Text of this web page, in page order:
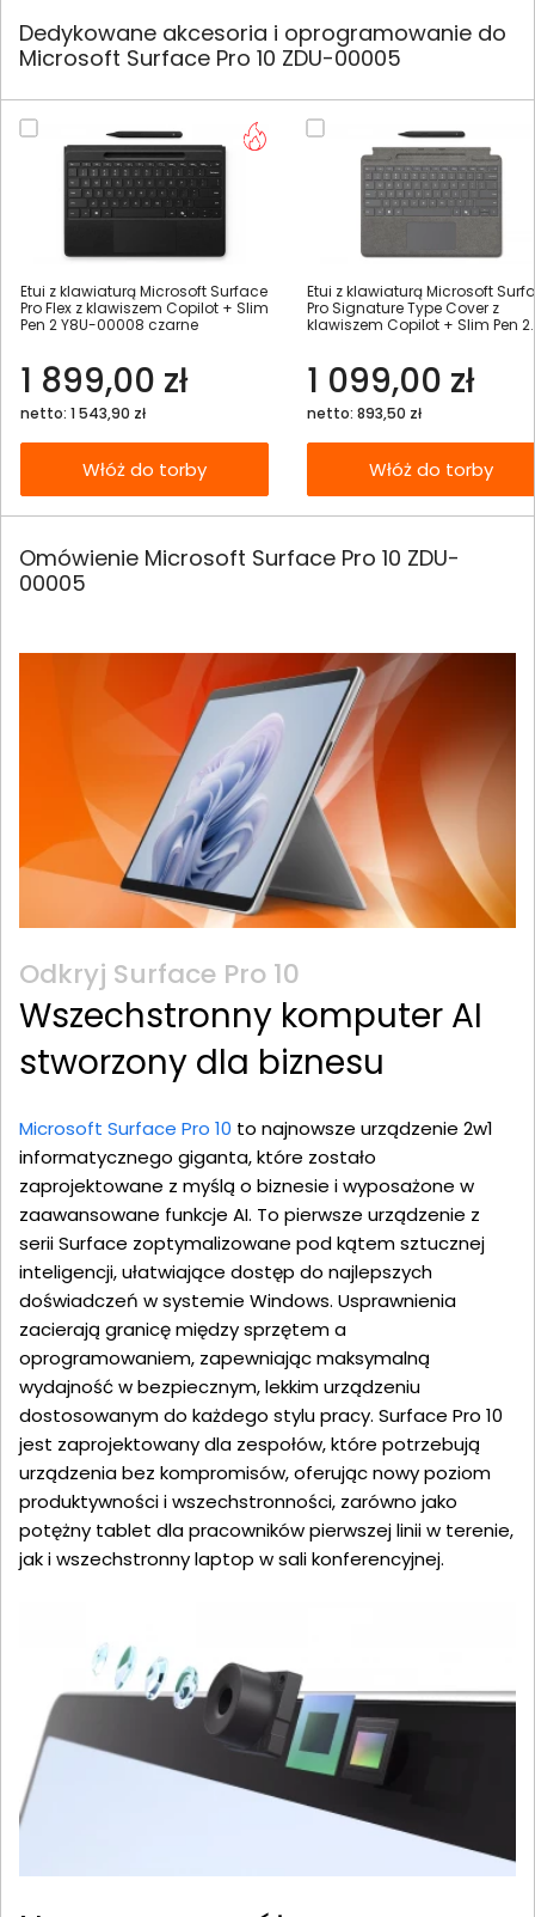
Dedykowane akcesoria i oprogramowanie do
Microsoft Surface Pro 10 ZDU-00005
Etui z klawiaturą Microsoft Surface
Pro Flex z klawiszem Copilot + Slim
Pen 2 Y8U-00008 czarne
1 899,00 zł
netto: 1 543,90 zł
Włóż do torby
Etui z klawiaturą Microsoft
Pro Signature Type Cover z
klawiszem Copilot + Slim Pen 2
1 099,00 zł
netto: 893,50 zł
Włóż do torby
Omówienie Microsoft Surface Pro 10 ZDU-
00005
Odkryj Surface Pro 10
Wszechstronny komputer AI
stworzony dla biznesu
Microsoft Surface Pro 10 to najnowsze urządzenie 2w1
informatycznego giganta, które zostało
zaprojektowane z myślą o biznesie i wyposażone w
zaawansowane funkcje AI. To pierwsze urządzenie z
serii Surface zoptymalizowane pod kątem sztucznej
inteligencji, ułatwiające dostęp do najlepszych
doświadczeń w systemie Windows. Usprawnienia
zacierają granicę między sprzętem a
oprogramowaniem, zapewniając maksymalną
wydajność w bezpiecznym, lekkim urządzeniu
dostosowanym do każdego stylu pracy. Surface Pro 10
jest zaprojektowany dla zespołów, które potrzebują
urządzenia bez kompromisów, oferując nowy poziom
produktywności i wszechstronności, zarówno jako
potężny tablet dla pracowników pierwszej linii w terenie,
jak i wszechstronny laptop w sali konferencyjnej.